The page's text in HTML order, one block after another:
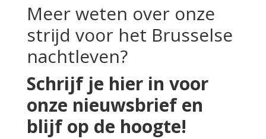
Meer weten over onze
strijd voor het Brusselse
nachtleven?
Schrijf je hier in voor
onze nieuwsbrief en
blijf op de hoogte!